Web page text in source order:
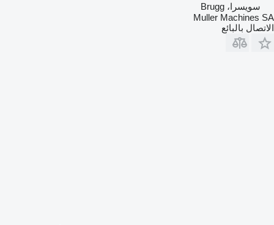
سويسرا، Brugg
Muller Machines SA
الاتصال بالبائع